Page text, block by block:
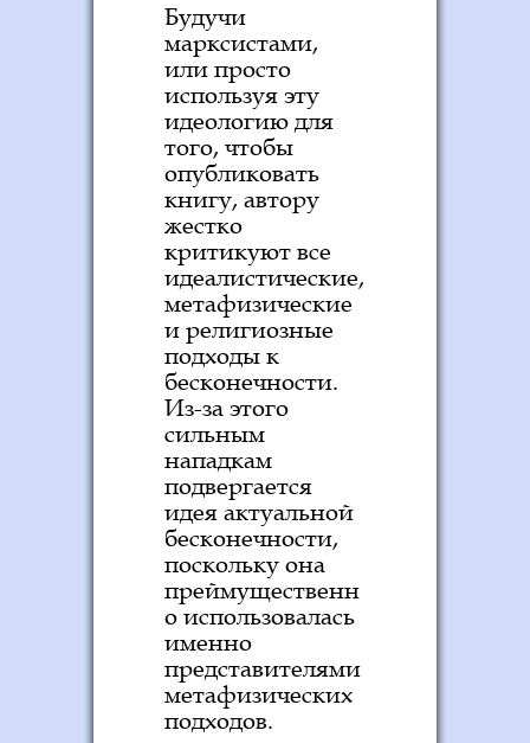
Будучи
марксистами,
или просто
используя эту
идеологию для
того, чтобы
опубликовать
книгу, автору
жестко
критикуют все
идеалистические,
метафизические
и религиозные
подходы к
бесконечности.
Из-за этого
сильным
нападкам
подвергается
идея актуальной
бесконечности,
поскольку она
преймущественн
о использовалась
именно
представителями
метафизических
подходов.